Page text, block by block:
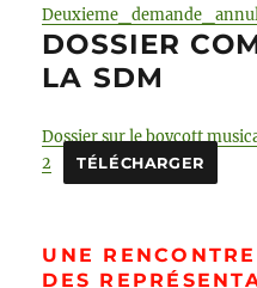
DOSSIER
LA SDM
Dossier sur le boycott
2
TÉLÉCHARGER
UNE
DES